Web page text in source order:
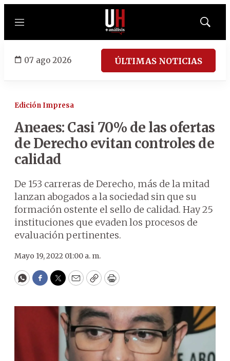
Menú
Mostrar
07 ago 2026 ÚLTIMAS NOTICIAS
Edición Impresa
Aneaes: Casi 70% de las ofertas
de Derecho evitan controles de
calidad
De 153 carreras de Derecho, más de la mitad
lanzan abogados a la sociedad sin que su
formación ostente el sello de calidad. Hay 25
instituciones que evaden los procesos de
evaluación pertinentes.
Mayo 19, 2022 01:00 a. m.
WhatsApp
Facebook
Twitter
EmailCopyPrint